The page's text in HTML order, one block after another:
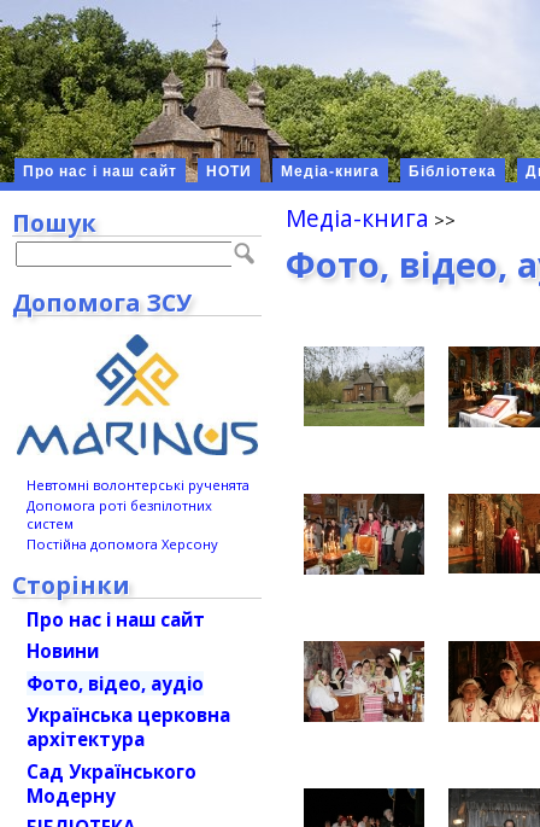
Про нас і наш сайт НОТИ Медіа-книга Бібліотека
Медіа-книга
Фото, відео,
Пошук
Допомога ЗСУ
Невтомні волонтерські рученята
Допомога роті безпілотних
систем
Постійна допомога Херсону
Сторінки
Про нас і наш сайт
Новини
Фото, відео, аудіо
Українська церковна
архітектура
Сад Українського
Модерну